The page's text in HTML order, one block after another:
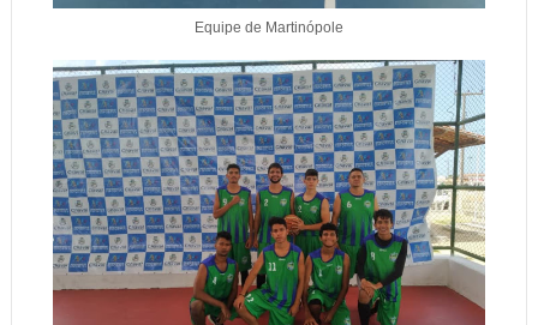
Equipe de Martinópole